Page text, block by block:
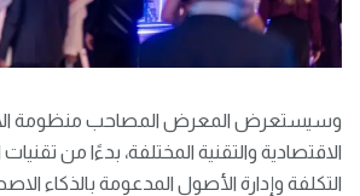
وسيستعرض المعرض المصاحب منظومة
الاقتصادية والتقنية المختلفة، بدءًا من
التكلفة وإدارة الأصول المدعومة بالذكاء